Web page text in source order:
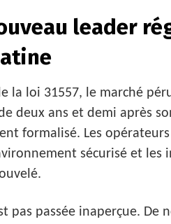
leader
la loi 31557, le marché
deux ans et demi après
formalisé. Les
sécurisé et les
pas passée inaperçue.